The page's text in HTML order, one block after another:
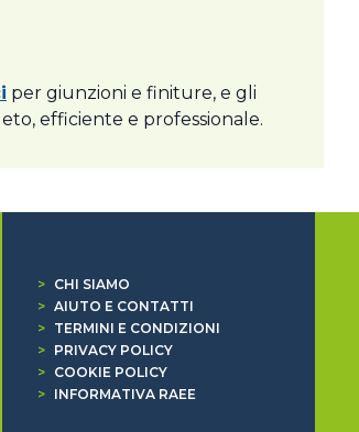
per giunzioni e finiture, e gli
efficiente e professionale.
>
CHI SIAMO
> AIUTO E CONTATTI
>
TERMINI E CONDIZIONI
>
PRIVACY POLICY
>
COOKIE POLICY
>
INFORMATIVA RAEE